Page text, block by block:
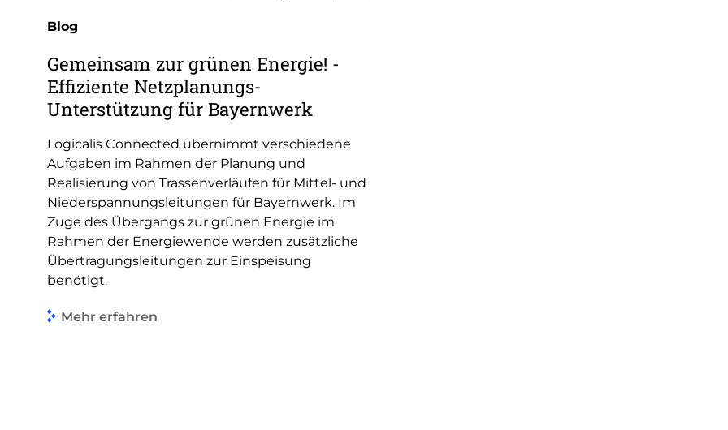
Blog
Gemeinsam zur grünen Energie! -
Effiziente Netzplanungs-
Unterstützung für Bayernwerk
Logicalis Connected übernimmt verschiedene
Aufgaben im Rahmen der Planung und
Realisierung von Trassenverläufen für Mittel- und
Niederspannungsleitungen für Bayernwerk. Im
Zuge des Übergangs zur grünen Energie im
Rahmen der Energiewende werden zusätzliche
Übertragungsleitungen zur Einspeisung
benötigt.
Mehr erfahren